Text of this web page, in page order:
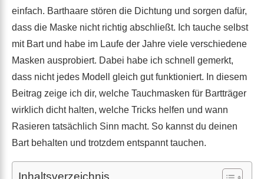
einfach. Barthaare stören die Dichtung und sorgen dafür,
dass die Maske nicht richtig abschließt. Ich tauche selbst
mit Bart und habe im Laufe der Jahre viele verschiedene
Masken ausprobiert. Dabei habe ich schnell gemerkt,
dass nicht jedes Modell gleich gut funktioniert. In diesem
Beitrag zeige ich dir, welche Tauchmasken für Bartträger
wirklich dicht halten, welche Tricks helfen und wann
Rasieren tatsächlich Sinn macht. So kannst du deinen
Bart behalten und trotzdem entspannt tauchen.
Inhaltsverzeichnis